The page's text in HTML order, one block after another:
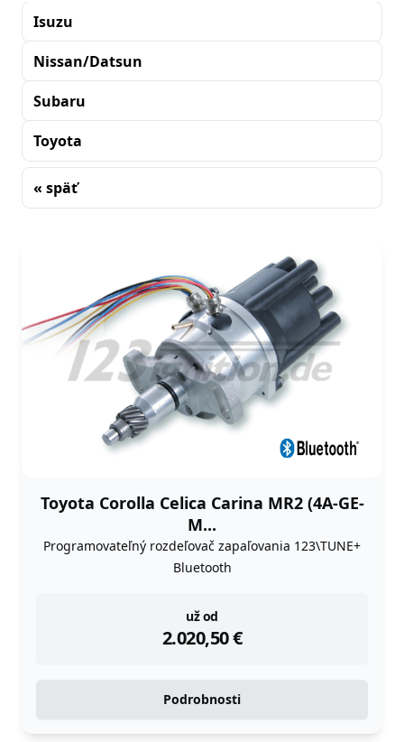
Isuzu
Nissan/Datsun
Subaru
Toyota
« späť
Toyota Corolla Celica Carina MR2 (4A-GE-
M...
Programovateľný rozdeľovač zapaľovania 123\TUNE+
Bluetooth
už od
2.020,50€
instock
Podrobnosti